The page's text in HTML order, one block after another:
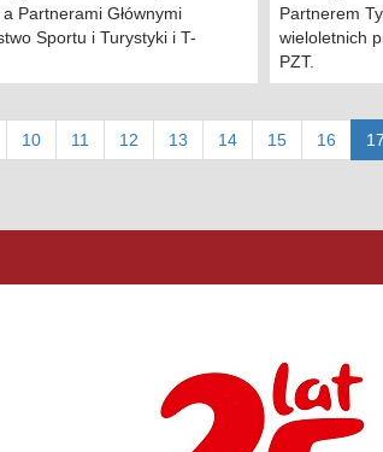
Partnerami Głównymi
Sportu i Turystyki i T-
Partnerem
wieloletnich
PZT.
10 11 12 13 14 15 16 17